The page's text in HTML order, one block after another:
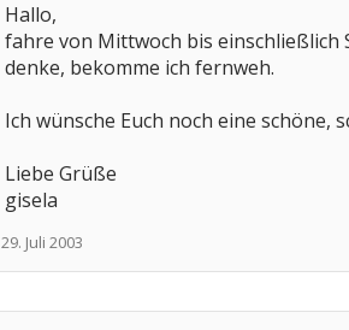
Hallo,
fahre von Mittwoch bis einschließlich
denke, bekomme ich fernweh.
Ich wünsche Euch noch eine schöne,
Liebe Grüße
gisela
29. Juli 2003